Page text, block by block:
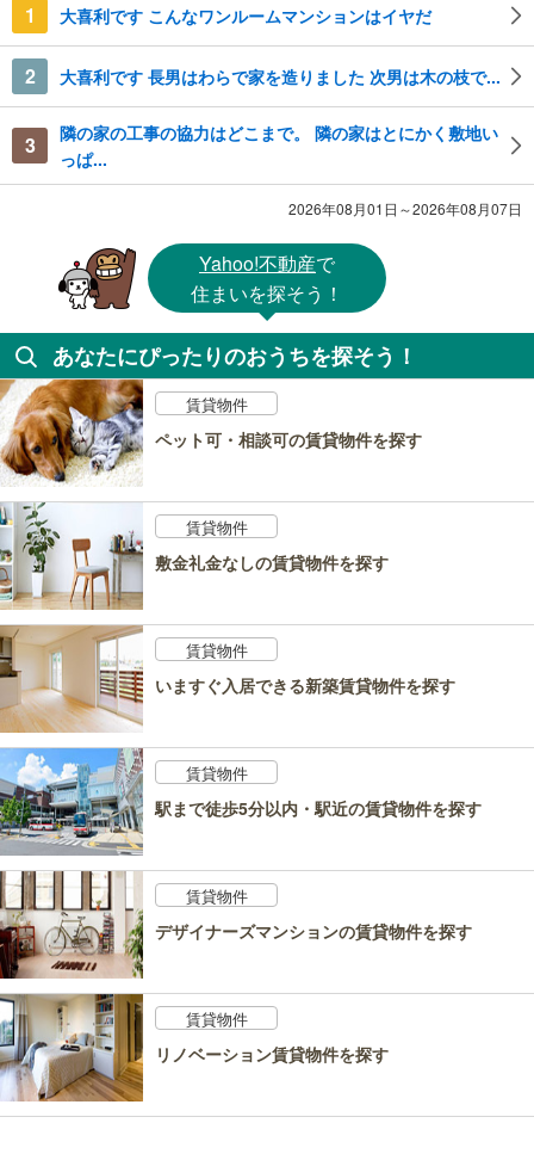
1 大喜利です こんなワンルームマンションはイヤだ
2 大喜利です 長男はわらで家を造りました 次男は木の枝で...
3
隣の家の工事の協力はどこまで。 隣の家はとにかく敷地い
っぱ...
2026年08月01日～2026年08月07日
Yahoo!不動産で
住まいを探そう！
あなたにぴったりのおうちを探そう！
賃貸物件
ペット可・相談可の賃貸物件を探す
賃貸物件
敷金礼金なしの賃貸物件を探す
賃貸物件
いますぐ入居できる新築賃貸物件を探す
賃貸物件
駅まで徒歩5分以内・駅近の賃貸物件を探す
賃貸物件
デザイナーズマンションの賃貸物件を探す
賃貸物件
リノベーション賃貸物件を探す